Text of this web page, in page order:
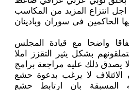
انتزاع المزيد من المكاسب
الحاكمين في سوران وبادينان
واضحا مع قيادة المجلس
بشكل يثير التقزز املا
يصدق ذلك عليه مراجعة برامج
الائتلاف لا يرغب بدعوة حشع
المسبقة بان ارتابط حشع